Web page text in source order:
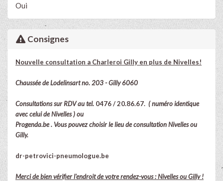
Oui
Consignes
Nouvelle consultation a Charleroi Gilly en plus de Nivelles!
Chaussée de Lodelinsart no. 203 - Gilly 6060
Consultations sur RDV au tel. 0476 / 20.86.67. ( numéro identique
avec celui de Nivelles ) ou
Progenda.be . Vous pouvez choisir le lieu de consultation Nivelles ou
Gilly.
dr-petrovici-pneumologue.be
Merci de bien vérifier l'endroit de votre rendez-vous : Nivelles ou Gilly !